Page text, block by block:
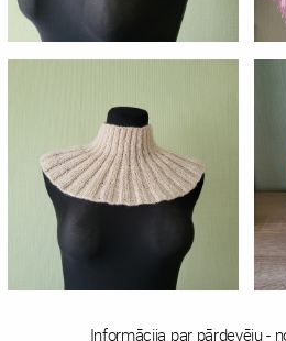
Informācija par pārdevēju -